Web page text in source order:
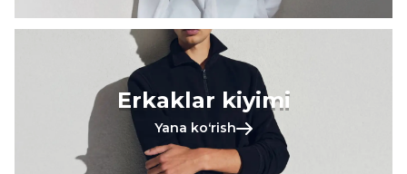
Erkaklar kiyimi
Yana koʻrish